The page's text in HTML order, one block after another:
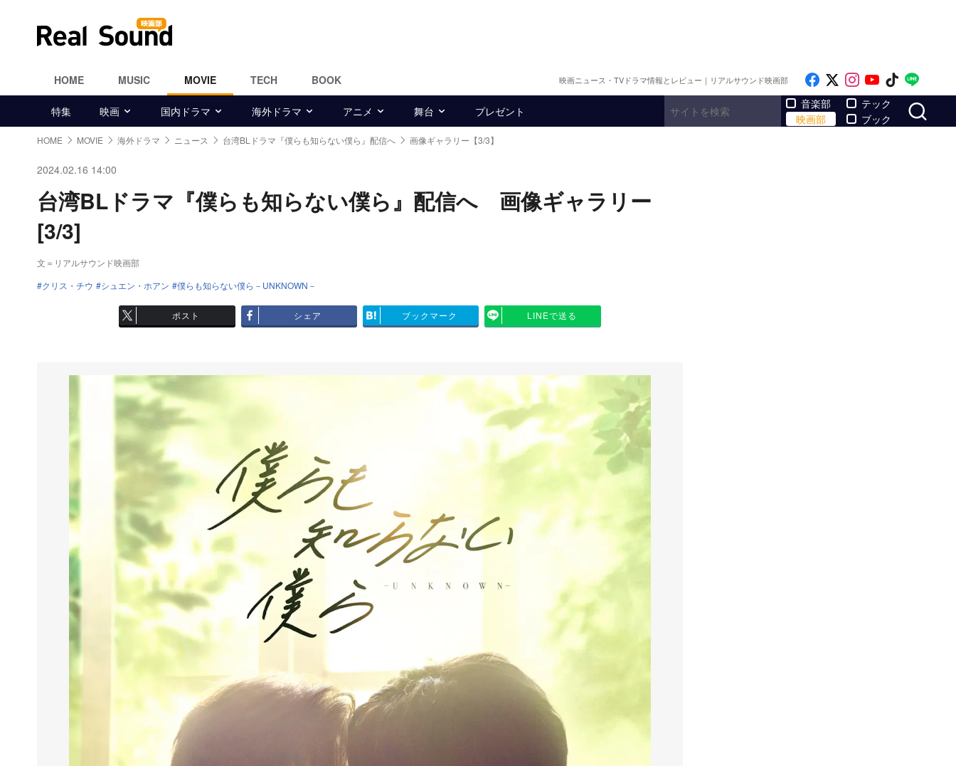
HOME MUSIC MOVIE TECH BOOK 映画ニュース・TVドラマ情報とレビュー｜リアルサウンド映画部 Like on Facebook
Follow on x
Follow on
Follow on
Follow
特集 映画 国内ドラマ 海外ドラマ アニメ 舞台 プレゼント
音楽部
映画部
テック
ブック
HOME MOVIE 海外ドラマ ニュース 台湾BLドラマ『僕らも知らない僕ら』配信へ 画像ギャラリー【3/3】
2024.02.16 14:00
台湾BLドラマ『僕らも知らない僕ら』配信へ 画像ギャラリー
[3/3]
文＝リアルサウンド映画部
クリス・チウ
シュエン・ホアン 僕らも知らない僕ら－UNKNOWN－
ポスト シェア ブックマーク LINEで送る